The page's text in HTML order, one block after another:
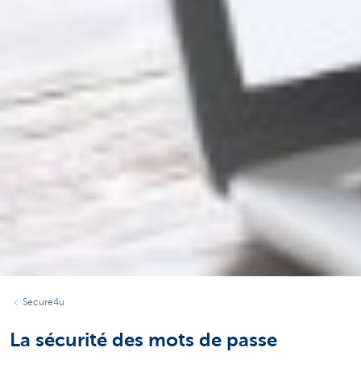
Secure4u
La sécurité des mots de passe